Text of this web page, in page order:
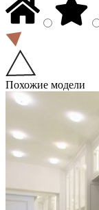
Похожие модели